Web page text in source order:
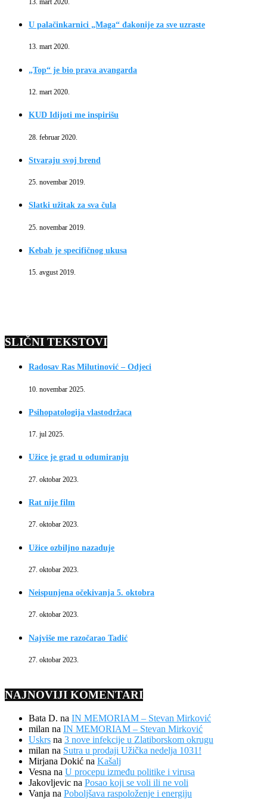
13. mart 2020.
U palačinkarnici „Maga“ đakonije za sve uzraste
13. mart 2020.
„Top“ je bio prava avangarda
12. mart 2020.
KUD Idijoti me inspirišu
28. februar 2020.
Stvaraju svoj brend
25. novembar 2019.
Slatki užitak za sva čula
25. novembar 2019.
Kebab je specifičnog ukusa
15. avgust 2019.
SLIČNI TEKSTOVI
Radosav Ras Milutinović – Odjeci
10. novembar 2025.
Psihopatologija vlastodržaca
17. jul 2025.
Užice je grad u odumiranju
27. oktobar 2023.
Rat nije film
27. oktobar 2023.
Užice ozbiljno nazaduje
27. oktobar 2023.
Neispunjena očekivanja 5. oktobra
27. oktobar 2023.
Najviše me razočarao Tadić
27. oktobar 2023.
NAJNOVIJI KOMENTARI
Bata D. na IN MEMORIAM – Stevan Mirković
milan na IN MEMORIAM – Stevan Mirković
Uskrs na 3 nove infekcije u Zlatiborskom okrugu
milan na Sutra u prodaji Užička nedelja 1031!
Mirjana Dokić na Kašalj
Vesna na U procepu između politike i virusa
Jakovljevic na Posao koji se voli ili ne voli
Vanja na Poboljšava raspoloženje i energiju